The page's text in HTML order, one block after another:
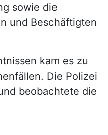
sowie die
und Beschäftigten
kam es zu
Die Polizei
beobachtete die